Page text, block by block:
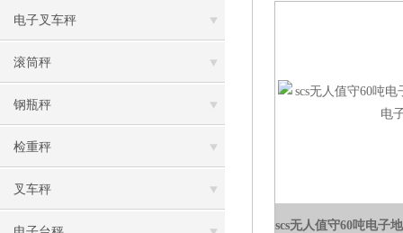
电子叉车秤
滚筒秤
钢瓶秤
检重秤
叉车秤